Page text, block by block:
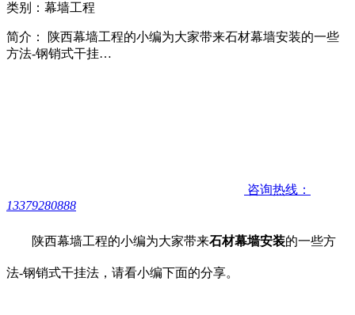
类别：幕墙工程
简介： 陕西幕墙工程的小编为大家带来石材幕墙安装的一些
方法-钢销式干挂…
咨询热线：
13379280888
陕西幕墙工程的小编为大家带来石材幕墙安装的一些方
法-钢销式干挂法 ，请看小编下面的分享。